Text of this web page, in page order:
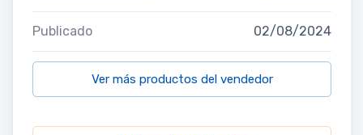
Publicado 02/08/2024
Ver más productos del vendedor